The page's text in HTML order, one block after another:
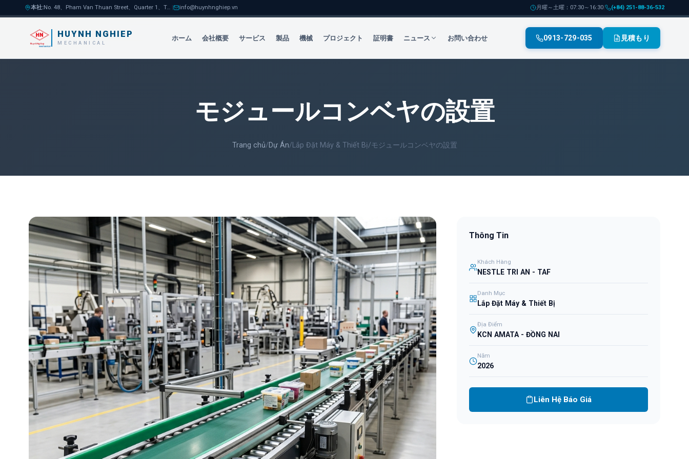
本社: No. 48、Pham Van Thuan Street、Quarter 1、Tam Hoa Ward、Bien Hoa City | info@huynhnghiep.vn 月曜～土曜：07:30～16:30| (+84) 251-88-36-532
HUYNH NGHIEP
MECHANICAL
ホーム 会社概要 サービス 製品 機械 プロジェクト 証明書 ニュース お問い合わせ 0913-729-035 見積もり
モジュールコンベヤの設置
Trang chủ/Dự Án/Lắp Đặt Máy & Thiết Bị/モジュールコンベヤの設置
Thông Tin
Khách Hàng
NESTLE TRI AN - TAF
Danh Mục
Lắp Đặt Máy & Thiết Bị
Địa Điểm
KCN AMATA - ĐỒNG NAI
Năm
2026
Liên Hệ Báo Giá